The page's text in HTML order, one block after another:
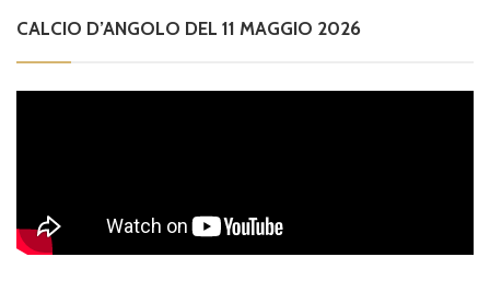
CALCIO D’ANGOLO DEL 11 MAGGIO 2026